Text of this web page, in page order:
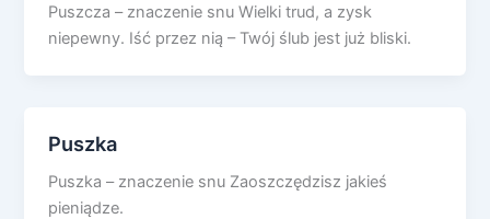
Puszcza – znaczenie snu Wielki trud, a zysk
niepewny. Iść przez nią – Twój ślub jest już bliski.
Puszka
Puszka – znaczenie snu Zaoszczędzisz jakieś
pieniądze.